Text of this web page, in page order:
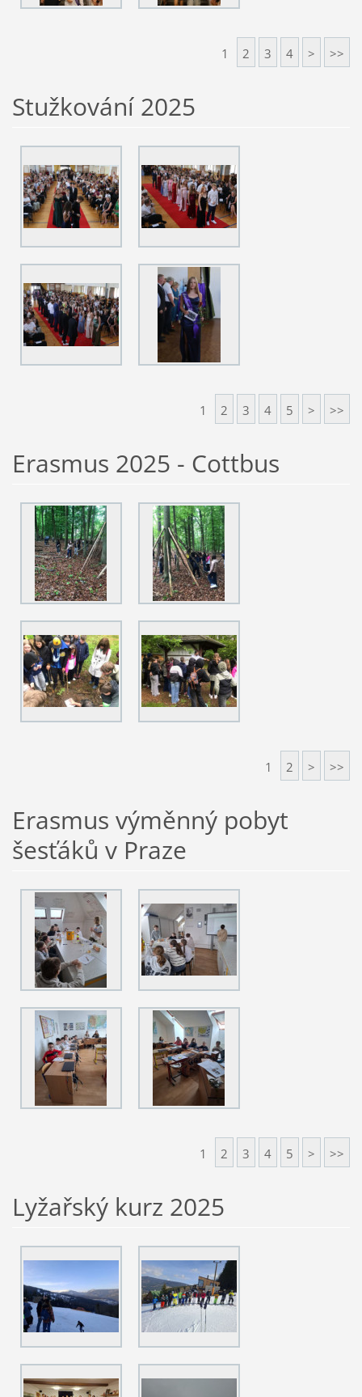
1 2 3 4 > >>
Stužkování 2025
1 2 3 4 5 > >>
Erasmus 2025 - Cottbus
1 2 > >>
Erasmus výměnný pobyt
šesťáků v Praze
1 2 3 4 5 > >>
Lyžařský kurz 2025